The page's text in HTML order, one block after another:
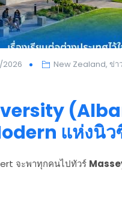
New Zealand, ข่า
แห่งนิ
จะพาทุกคนไปทัวร์